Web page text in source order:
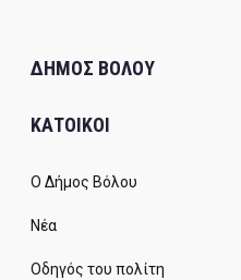
ΔΗΜΟΣ ΒΟΛΟΥ
ΚΑΤΟΙΚΟΙ
Ο Δήμος Βόλου
Νέα
Οδηγός του πολίτη